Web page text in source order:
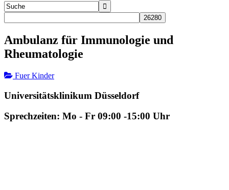
Ambulanz für Immunologie und
Rheumatologie
Fuer Kinder
Universitätsklinikum Düsseldorf
Sprechzeiten: Mo - Fr 09:00 -15:00 Uhr